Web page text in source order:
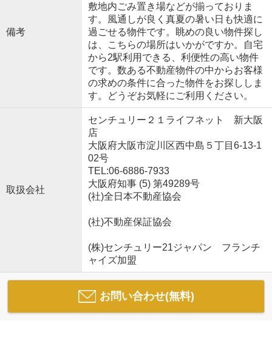
備考
敷地内ごみ置き場などが揃っておりま
す。風通しが良く真夏の暑い日も快適に
過ごせる物件です。眺めの良い物件探し
は、こちらの場所はいかがですか。自宅
から2駅利用できる、利便性の高い物件
です。数ある不動産物件の中からお客様
の求めの条件に合った物件をお探ししま
す。どうぞお気軽にご利用ください。
取扱会社
センチュリー２１ライフネット 新大阪
店
大阪府大阪市淀川区西中島５丁目6-13-1
02号
TEL:06-6886-7933
大阪府知事 (5) 第49289号
(社)全日本不動産協会
(社)不動産保証協会
(株)センチュリー21ジャパン フランチ
ャイズ加盟
お問い合わせ(無料)